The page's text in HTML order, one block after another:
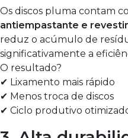
Os discos pluma contam
antiempastante e
reduz o acúmulo de
significativamente a
O resultado?
✔ Lixamento mais rápido
✔ Menos troca de discos
✔ Ciclo produtivo